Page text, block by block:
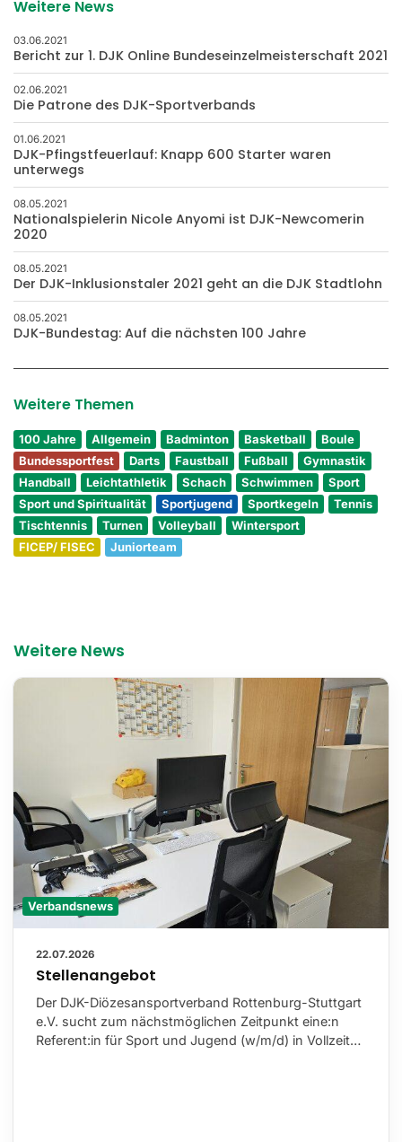
Weitere News
03.06.2021
Bericht zur 1. DJK Online Bundeseinzelmeisterschaft 2021
02.06.2021
Die Patrone des DJK-Sportverbands
01.06.2021
DJK-Pfingstfeuerlauf: Knapp 600 Starter waren
unterwegs
08.05.2021
Nationalspielerin Nicole Anyomi ist DJK-Newcomerin
2020
08.05.2021
Der DJK-Inklusionstaler 2021 geht an die DJK Stadtlohn
08.05.2021
DJK-Bundestag: Auf die nächsten 100 Jahre
Weitere Themen
100 Jahre Allgemein Badminton Basketball
Boule
Bundessportfest
Darts Faustball Fußball
Gymnastik
Handball
Leichtathletik Schach Schwimmen
Sport
Sport und Spiritualität
Sportjugend Sportkegeln
Tennis
Tischtennis
Turnen Volleyball
Wintersport
FICEP/ FISEC
Juniorteam
Weitere News
Verbandsnews
22.07.2026
Stellenangebot
Der DJK-Diözesansportverband Rottenburg-Stuttgart
e.V. sucht zum nächstmöglichen Zeitpunkt eine:n
Referent:in für Sport und Jugend (w/m/d) in Vollzeit…